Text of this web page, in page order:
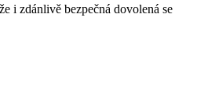
i zdánlivě bezpečná dovolená se